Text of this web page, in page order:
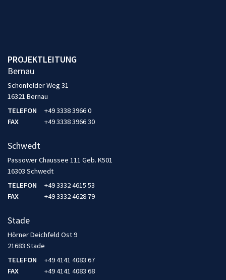
PROJEKTLEITUNG
Bernau
Schönfelder Weg 31
16321 Bernau
TELEFON
+49 3338 3966 0
FAX
+49 3338 3966 30
Schwedt
Passower Chaussee 111 Geb. K501
16303 Schwedt
TELEFON
+49 3332 4615 53
FAX
+49 3332 4628 79
Stade
Hörner Deichfeld Ost 9
21683 Stade
TELEFON
+49 4141 4083 67
FAX
+49 4141 4083 68